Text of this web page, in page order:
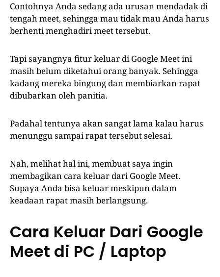
Contohnya Anda sedang ada urusan mendadak di
tengah meet, sehingga mau tidak mau Anda harus
berhenti menghadiri meet tersebut.
Tapi sayangnya fitur keluar di Google Meet ini
masih belum diketahui orang banyak. Sehingga
kadang mereka bingung dan membiarkan rapat
dibubarkan oleh panitia.
Padahal tentunya akan sangat lama kalau harus
menunggu sampai rapat tersebut selesai.
Nah, melihat hal ini, membuat saya ingin
membagikan cara keluar dari Google Meet.
Supaya Anda bisa keluar meskipun dalam
keadaan rapat masih berlangsung.
Cara Keluar Dari Google
Meet di PC / Laptop